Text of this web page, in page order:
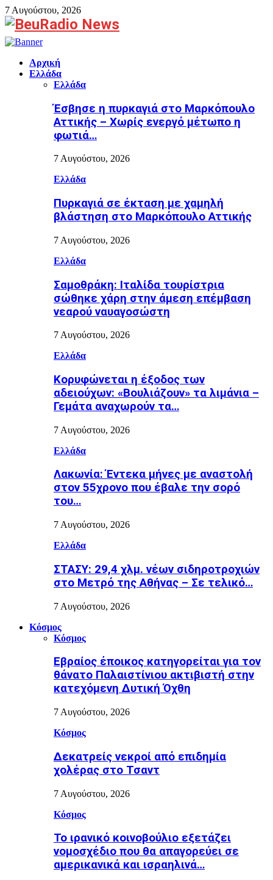
7 Αυγούστου, 2026
Facebook
Αρχική
Ελλάδα
Ελλάδα
Έσβησε η πυρκαγιά στο Μαρκόπουλο
Αττικής – Χωρίς ενεργό μέτωπο η
φωτιά…
7 Αυγούστου, 2026
Ελλάδα
Πυρκαγιά σε έκταση με χαμηλή
βλάστηση στο Μαρκόπουλο Αττικής
7 Αυγούστου, 2026
Ελλάδα
Σαμοθράκη: Ιταλίδα τουρίστρια
σώθηκε χάρη στην άμεση επέμβαση
νεαρού ναυαγοσώστη
7 Αυγούστου, 2026
Ελλάδα
Κορυφώνεται η έξοδος των
αδειούχων: «Βουλιάζουν» τα λιμάνια –
Γεμάτα αναχωρούν τα…
7 Αυγούστου, 2026
Ελλάδα
Λακωνία: Έντεκα μήνες με αναστολή
στον 55χρονο που έβαλε την σορό
του…
7 Αυγούστου, 2026
Ελλάδα
ΣΤΑΣΥ: 29,4 χλμ. νέων σιδηροτροχιών
στο Μετρό της Αθήνας – Σε τελικό…
7 Αυγούστου, 2026
Κόσμος
Κόσμος
Εβραίος έποικος κατηγορείται για τον
θάνατο Παλαιστίνιου ακτιβιστή στην
κατεχόμενη Δυτική Όχθη
7 Αυγούστου, 2026
Κόσμος
Δεκατρείς νεκροί από επιδημία
χολέρας στο Τσαντ
7 Αυγούστου, 2026
Κόσμος
Το ιρανικό κοινοβούλιο εξετάζει
νομοσχέδιο που θα απαγορεύει σε
αμερικανικά και ισραηλινά…